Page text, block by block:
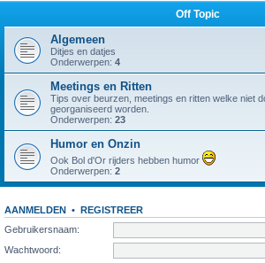
Off Topic
Algemeen
Ditjes en datjes
Onderwerpen: 4
Meetings en Ritten
Tips over beurzen, meetings en ritten welke niet
georganiseerd worden.
Onderwerpen: 23
Humor en Onzin
Ook Bol d'Or rijders hebben humor
Onderwerpen: 2
AANMELDEN • REGISTREER
Gebruikersnaam:
Wachtwoord: